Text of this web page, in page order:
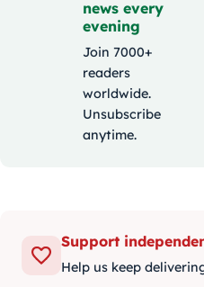
news every
evening
Join 7000+
readers
worldwide.
Unsubscribe
anytime.
Support
Help us keep